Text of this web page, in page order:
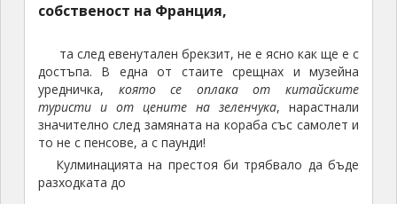
собственост на Франция,
та след евенутален брекзит, не е ясно как ще е с
достъпа. В една от стаите срещнах и музейна
уредничка, която се оплака от китайските
туристи и от цените на зеленчука, нарастнали
значително след замяната на кораба със самолет и
то не с пенсове, а с паунди!
Кулминацията на престоя би трябвало да бъде
разходката до